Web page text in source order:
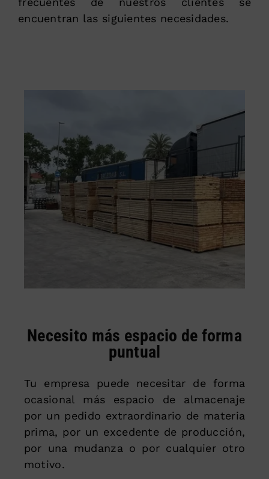
encuentran las siguientes necesidades.
Necesito más espacio de forma
puntual
Tu empresa puede necesitar de forma
ocasional más espacio de almacenaje
por un pedido extraordinario de materia
prima, por un excedente de producción,
por una mudanza o por cualquier otro
motivo.